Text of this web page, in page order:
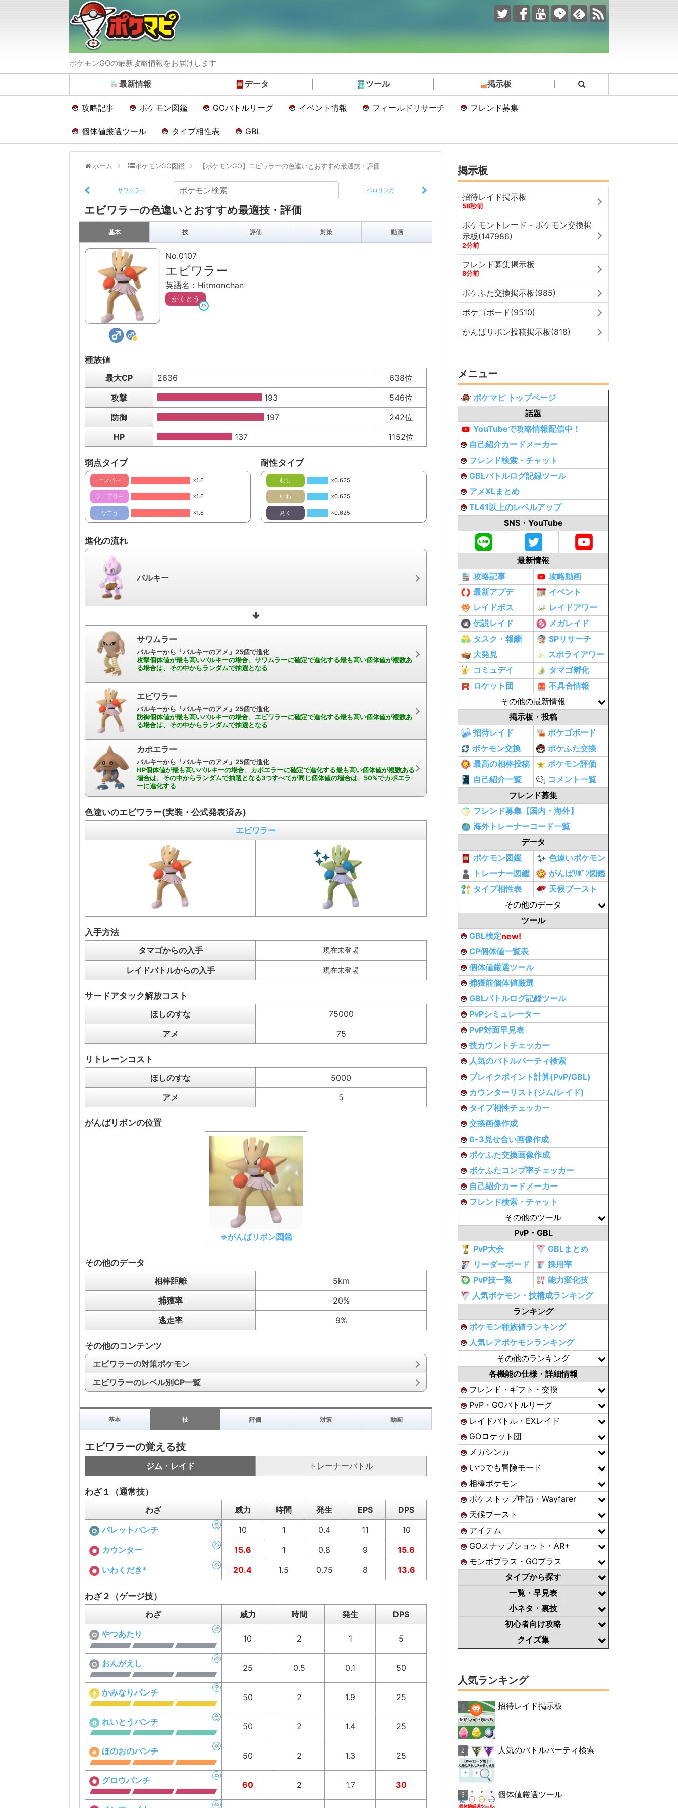
ポケモンGOの最新攻略情報をお届けします
最新情報 データ ツール 掲示板
攻略記事 ポケモン図鑑 GOバトルリーグ イベント情報 フィールドリサーチ フレンド募集
個体値厳選ツール タイプ相性表 GBL
ホーム ポケモンGO図鑑 【ポケモンGO】エビワラーの色違いとおすすめ最適技・評価
サワムラー ベロリンガ
エビワラーの色違いとおすすめ最適技・評価
基本 技 評価 対策 動画
No.0107
エビワラー
英語名：Hitmonchan
かくとう
種族値
最大CP
2636
638位
攻撃
193
546位
防御
197
242位
HP
137 1152位
弱点タイプ
エスパー ×1.6
フェアリー ×1.6
ひこう ×1.6
耐性タイプ
むし ×0.625
いわ ×0.625
あく ×0.625
進化の流れ
バルキー
サワムラー
バルキーから「バルキーのアメ」25個で進化
攻撃個体値が最も高いバルキーの場合、サワムラーに確定で進化する最も高い個体値が複数あ
る場合は、その中からランダムで抽選となる
エビワラー
バルキーから「バルキーのアメ」25個で進化
防御個体値が最も高いバルキーの場合、エビワラーに確定で進化する最も高い個体値が複数あ
る場合は、その中からランダムで抽選となる
カポエラー
バルキーから「バルキーのアメ」25個で進化
HP個体値が最も高いバルキーの場合、カポエラーに確定で進化する最も高い個体値が複数ある
場合は、その中からランダムで抽選となる3つすべてが同じ個体値の場合は、50%でカポエラ
ーに進化する
色違いのエビワラー(実装・公式発表済み)
エビワラー
入手方法
タマゴからの入手
現在未登場
レイドバトルからの入手 現在未登場
サードアタック解放コスト
ほしのすな
75000
アメ
75
リトレーンコスト
ほしのすな
5000
アメ
5
がんばリボンの位置
⇒がんばリボン図鑑
その他のデータ
相棒距離
5km
捕獲率
20%
逃走率
9%
その他のコンテンツ
エビワラーの対策ポケモン
エビワラーのレベル別CP一覧
基本 技 評価 対策 動画
エビワラーの覚える技
ジム・レイド トレーナーバトル
わざ１（通常技）
わざ
威力 時間 発生 EPS
DPS
バレットパンチ
10 1 0.4 11
10
カウンター
15.6 1 0.8 9
15.6
いわくだき*
20.4 1.5 0.75 8 13.6
わざ２（ゲージ技）
わざ
威力 時間 発生
DPS
やつあたり
10 2 1 5
おんがえし 25 0.5 0.1 50
かみなりパンチ 50 2 1.9 25
れいとうパンチ 50 2 1.4 25
ほのおのパンチ 50 2 1.3 25
グロウパンチ 60 2 1.7 30
掲示板
招待レイド掲示板
58秒前
ポケモントレード - ポケモン交換掲
示板(147986)
2分前
フレンド募集掲示板
8分前
ポケふた交換掲示板(985)
ポケゴボード(9510)
がんばリボン投稿掲示板(818)
メニュー
ポケマピ トップページ
話題
YouTubeで攻略情報配信中！
自己紹介カードメーカー
フレンド検索・チャット
GBLバトルログ記録ツール
アメXLまとめ
TL41以上のレベルアップ
SNS・YouTube
最新情報
攻略記事
攻略動画
最新アプデ
イベント
レイドボス
レイドアワー
伝説レイド
メガレイド
タスク・報酬
SPリサーチ
大発見
スポライアワー
コミュデイ
タマゴ孵化
ロケット団
不具合情報
その他の最新情報
掲示板・投稿
招待レイド
ポケゴボード
ポケモン交換
ポケふた交換
最高の相棒投稿
ポケモン評価
自己紹介一覧
コメント一覧
フレンド募集
フレンド募集【国内・海外】
海外トレーナーコード一覧
データ
ポケモン図鑑
色違いポケモン
トレーナー図鑑
がんばﾘﾎﾞﾝ図鑑
タイプ相性表
天候ブースト
その他のデータ
ツール
GBL検定new!
CP個体値一覧表
個体値厳選ツール
捕獲前個体値厳選
GBLバトルログ記録ツール
PvPシミュレーター
PvP対面早見表
技カウントチェッカー
人気のバトルパーティ検索
ブレイクポイント計算(PvP/GBL)
カウンターリスト(ジム/レイド)
タイプ相性チェッカー
交換画像作成
6-3見せ合い画像作成
ポケふた交換画像作成
ポケふたコンプ率チェッカー
自己紹介カードメーカー
フレンド検索・チャット
その他のツール
PvP・GBL
PvP大会
GBLまとめ
リーダーボード
採用率
PvP技一覧
能力変化技
人気ポケモン・技構成ランキング
ランキング
ポケモン種族値ランキング
人気レアポケモンランキング
その他のランキング
各機能の仕様・詳細情報
フレンド・ギフト・交換
PvP・GOバトルリーグ
レイドバトル・EXレイド
GOロケット団
メガシンカ
いつでも冒険モード
相棒ポケモン
ポケストップ申請・Wayfarer
天候ブースト
アイテム
GOスナップショット・AR+
モンボプラス・GOプラス
タイプから探す
一覧・早見表
小ネタ・裏技
初心者向け攻略
クイズ集
人気ランキング
招待レイド掲示板
人気のバトルパーティ検索
個体値厳選ツール